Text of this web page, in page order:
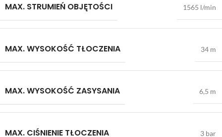
MAX. STRUMIEŃ OBJĘTOŚCI 1565 l/min
MAX. WYSOKOŚĆ TŁOCZENIA 34 m
MAX. WYSOKOŚĆ ZASYSANIA 6,5 m
MAX. CIŚNIENIE TŁOCZENIA 3 bar